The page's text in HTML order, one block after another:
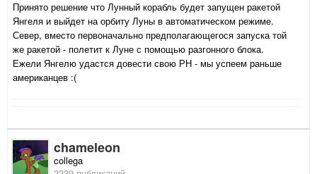
Принято решение что Лунный корабль будет запущен ракетой
Янгеля и выйдет на орбиту Луны в автоматическом режиме.
Север, вместо первоначально предполагающегося запуска той
же ракетой - полетит к Луне с помощью разгонного блока.
Ежели Янгелю удастся довести свою РН - мы успеем раньше
американцев :(
chameleon
collega